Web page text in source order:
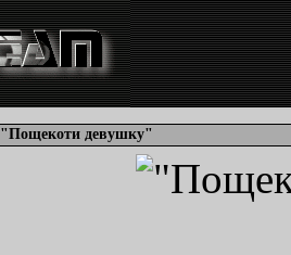
"Пощекоти девушку"